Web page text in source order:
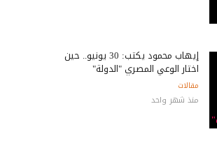
إيهاب محمود يكتب: 30 يونيو.. حين
اختار الوعي المصري "الدولة"
مقالات
منذ شهر واحد